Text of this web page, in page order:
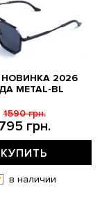
2026
METAL-BL
грн.
1590 грн.
КУПИТЬ
в наличии